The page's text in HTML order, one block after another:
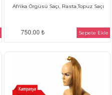
Afrika Örgüsü Saçı, Rasta,Topuz Saçı
750.00 ₺ Sepete Ekle